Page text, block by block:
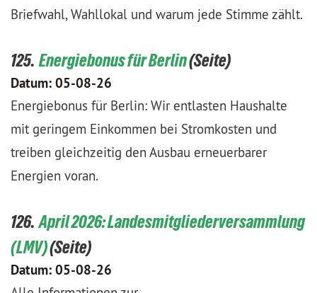
Briefwahl, Wahllokal und warum jede Stimme zählt.
125. Energiebonus für Berlin
Datum: 05-08-26
Energiebonus für Berlin: Wir entlasten Haushalte
mit geringem Einkommen bei Stromkosten und
treiben gleichzeitig den Ausbau erneuerbarer
Energien voran.
126. April 2026: Landesmitgliederversammlung
(LMV)
Datum: 05-08-26